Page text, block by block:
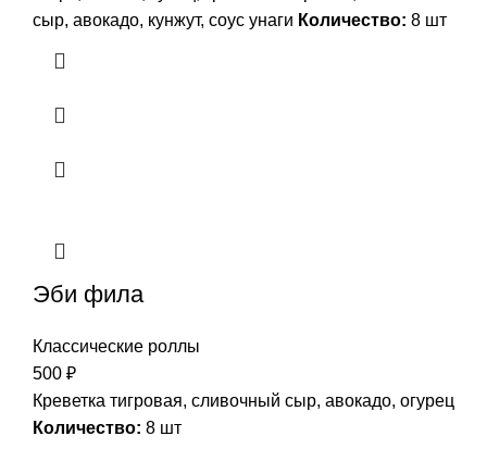
сыр, авокадо, кунжут, соус унаги Количество: 8 шт
Эби фила
Классические роллы
500 ₽
Креветка тигровая, сливочный сыр, авокадо, огурец
Количество: 8 шт